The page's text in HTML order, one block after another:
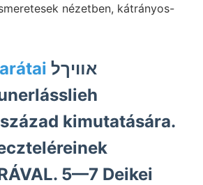
nézetben, kátrányos-
kimutatására.
5—7 Deikei